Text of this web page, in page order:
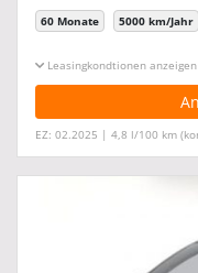
60 Monate 5000 km/Jahr
Leasingkonditionen ein-/
EZ: 02.2025 | 4,8 l/100 km